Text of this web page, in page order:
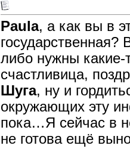
Paula, а как вы в
государственная?
либо нужны какие-
счастливица,
Шуга, ну и
окружающих эту
пока…Я сейчас в
не готова ещё